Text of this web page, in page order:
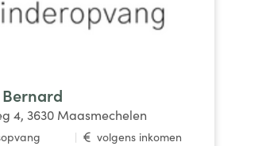
4, 3630 Maasmechelen
| volgens inkomen